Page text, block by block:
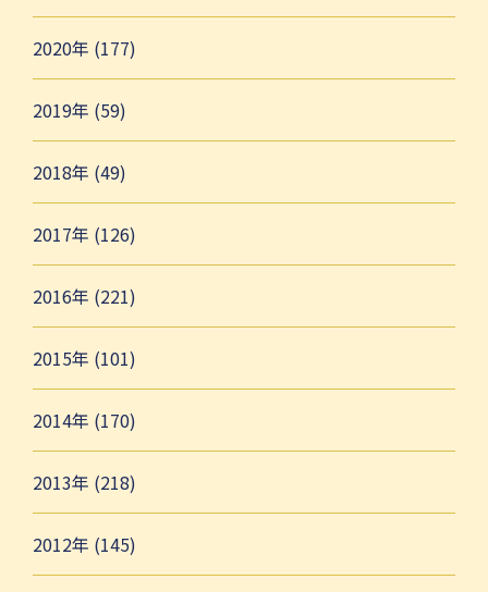
2020年 (177)
2019年 (59)
2018年 (49)
2017年 (126)
2016年 (221)
2015年 (101)
2014年 (170)
2013年 (218)
2012年 (145)